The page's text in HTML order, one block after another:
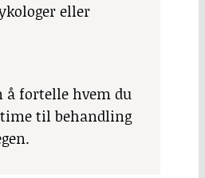
eller
å fortelle hvem du
til behandling